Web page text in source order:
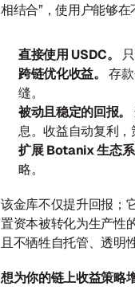
相结合”，使用户能够在
直接使用 USDC。
跨链优化收益。 存
缝。
被动且稳定的回报。
息。收益自动复利，
扩展 Botanix 生态系
略。
该金库不仅提升回报；
置资本被转化为生产性
且不牺牲自托管、透明
想为你的链上收益策略